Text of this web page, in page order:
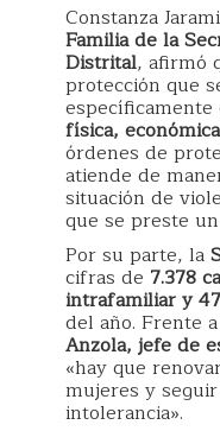
Constanza
Familia de la
Distrital, afirmó
protección que
específicamente
física,
órdenes de
atiende de
situación de
que se preste
Por su parte, la
cifras de 7.378
intrafamiliar y
del año. Frente
Anzola, jefe de
«hay que
mujeres y
intolerancia».